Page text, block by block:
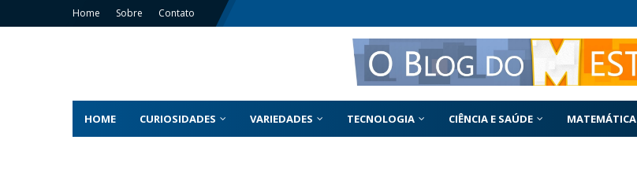
Home Sobre Contato
HOME CURIOSIDADES VARIEDADES TECNOLOGIA CIÊNCIA E SAÚDE MATEMÁTICA